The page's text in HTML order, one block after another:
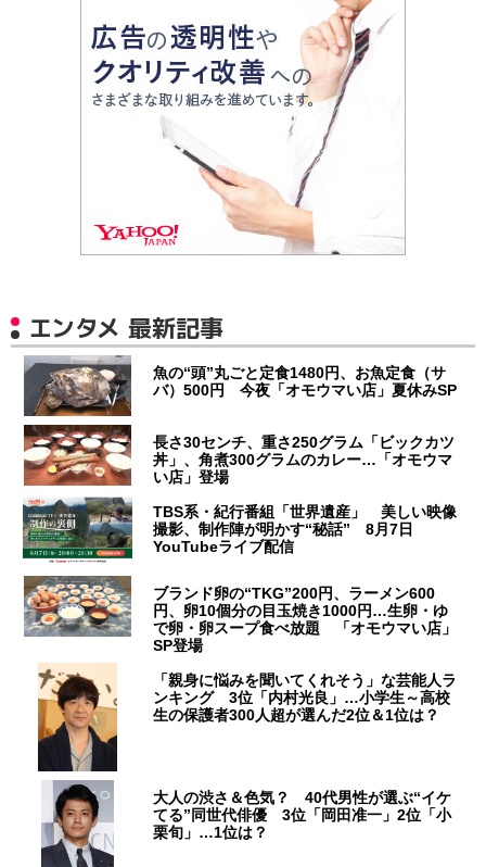
エンタメ 最新記事
魚の“頭”丸ごと定食1480円、お魚定食（サ
バ）500円 今夜「オモウマい店」夏休みSP
長さ30センチ、重さ250グラム「ビックカツ
丼」、角煮300グラムのカレー…「オモウマ
い店」登場
TBS系・紀行番組「世界遺産」 美しい映像
撮影、制作陣が明かす“秘話” 8月7日
YouTubeライブ配信
ブランド卵の“TKG”200円、ラーメン600
円、卵10個分の目玉焼き1000円…生卵・ゆ
で卵・卵スープ食べ放題 「オモウマい店」
SP登場
「親身に悩みを聞いてくれそう」な芸能人ラ
ンキング 3位「内村光良」…小学生～高校
生の保護者300人超が選んだ2位＆1位は？
大人の渋さ＆色気？ 40代男性が選ぶ“イケ
てる”同世代俳優 3位「岡田准一」2位「小
栗旬」…1位は？